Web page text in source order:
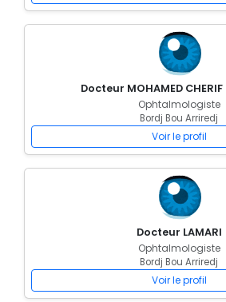
Docteur MOHAMED CHERIF
Ophtalmologiste
Bordj Bou Arriredj
Voir le profil
Docteur LAMARI
Ophtalmologiste
Bordj Bou Arriredj
Voir le profil